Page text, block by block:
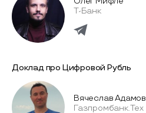
Т-Банк
Доклад про Цифровой Рубль
Вячеслав Адамов
Газпромбанк.Тех